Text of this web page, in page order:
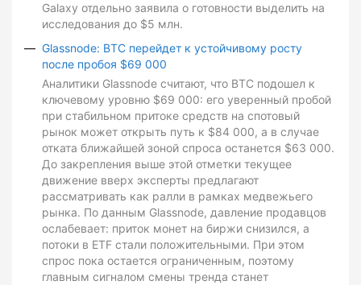
Galaxy отдельно заявила о готовности выделить на
исследования до $5 млн.
Glassnode: BTC перейдет к устойчивому росту
после пробоя $69 000
Аналитики Glassnode считают, что BTC подошел к
ключевому уровню $69 000: его уверенный пробой
при стабильном притоке средств на спотовый
рынок может открыть путь к $84 000, а в случае
отката ближайшей зоной спроса останется $63 000.
До закрепления выше этой отметки текущее
движение вверх эксперты предлагают
рассматривать как ралли в рамках медвежьего
рынка. По данным Glassnode, давление продавцов
ослабевает: приток монет на биржи снизился, а
потоки в ETF стали положительными. При этом
спрос пока остается ограниченным, поэтому
главным сигналом смены тренда станет